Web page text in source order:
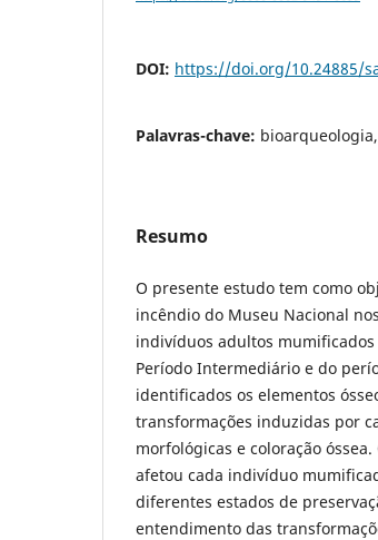
DOI: https://doi.org/10.24885/
Palavras-chave:
Resumo
O presente estudo tem como
incêndio do Museu Nacional
indivíduos adultos
Período Intermediário e do
identificados os elementos
transformações induzidas por
morfológicas e coloração
afetou cada indivíduo
diferentes estados de
entendimento das